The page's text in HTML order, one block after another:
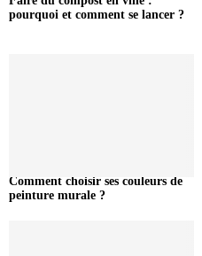
pourquoi et comment se lancer ?
Comment choisir ses couleurs de
peinture murale ?